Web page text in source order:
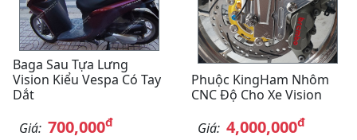
Baga Sau Tựa Lưng
Vision Kiểu Vespa Có Tay
Dắt
Giá: 700,000đ
Phuộc KingHam Nhôm
CNC Độ Cho Xe Vision
Giá: 4,000,000đ